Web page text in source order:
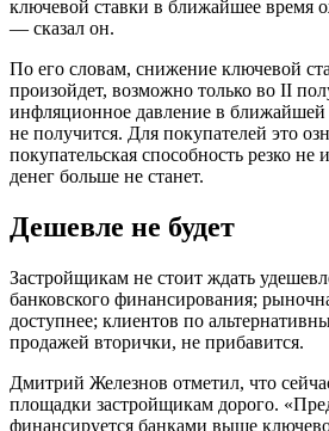
ключевой ставки в ближайшее время
— сказал он.
По его словам, снижение ключевой
произойдет, возможно только во II
инфляционное давление в ближайшей
не получится. Для покупателей это
покупательская способность резко не
денег больше не станет.
Дешевле не будет
Застройщикам не стоит ждать
банковского финансирования;
доступнее; клиентов по
продажей вторички, не прибавится.
Дмитрий Железнов отметил, что
площадки застройщикам дорого.
финансируется банками выше